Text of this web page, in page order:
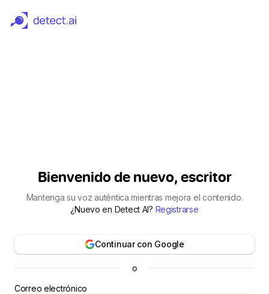
Bienvenido de nuevo, escritor
Mantenga su voz auténtica mientras mejora el contenido.
¿Nuevo en Detect AI? Registrarse
Continuar con Google
o
Correo electrónico